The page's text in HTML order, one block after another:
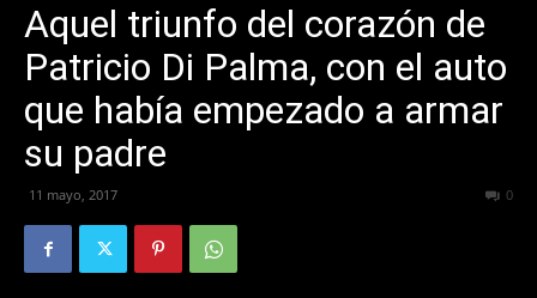
Aquel triunfo del corazón de
Patricio Di Palma, con el auto
que había empezado a armar
su padre
11 mayo, 2017 0